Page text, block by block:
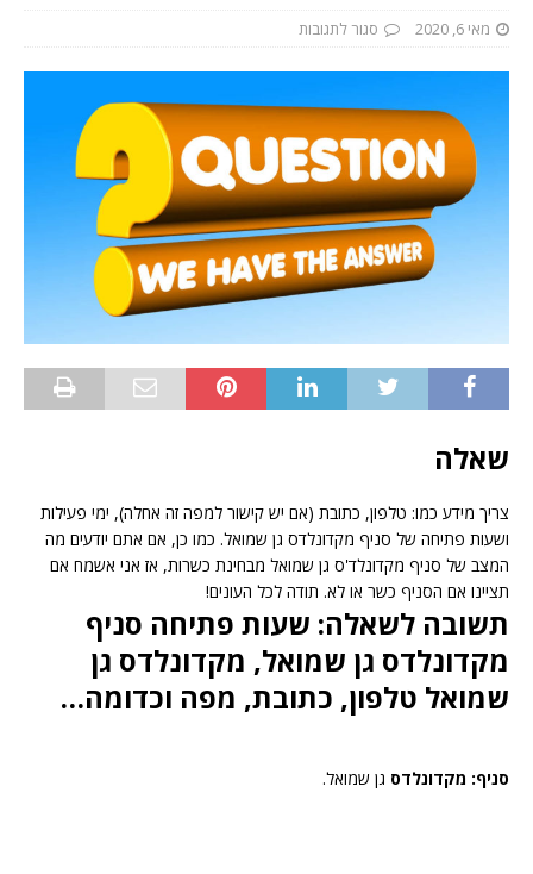
מאי 6, 2020 סגור לתגובות
שאלה
צריך מידע כמו: טלפון, כתובת (אם יש קישור למפה זה אחלה), ימי פעילות
ושעות פתיחה של סניף מקדונלדס גן שמואל. כמו כן, אם אתם יודעים מה
המצב של סניף מקדונלד'ס גן שמואל מבחינת כשרות, אז אני אשמח אם
תציינו אם הסניף כשר או לא. תודה לכל העונים!
תשובה לשאלה: שעות פתיחה סניף
מקדונלדס גן שמואל, מקדונלדס גן
שמואל טלפון, כתובת, מפה וכדומה…
סניף: מקדונלדס גן שמואל.